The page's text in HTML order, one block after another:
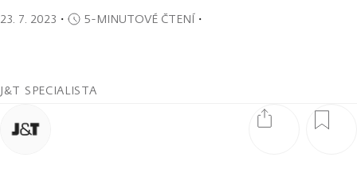
23. 7. 2023 ・ 5-MINUTOVÉ ČTENÍ・
J&T SPECIALISTA